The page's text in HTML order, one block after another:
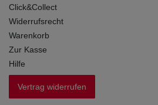
Click&Collect
Widerrufsrecht
Warenkorb
Zur Kasse
Hilfe
Vertrag widerrufen